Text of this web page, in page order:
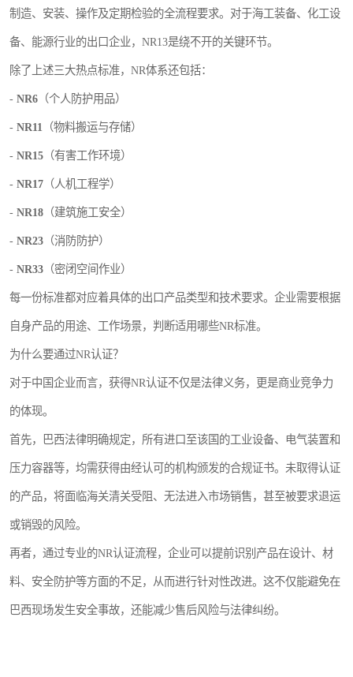
制造、安装、操作及定期检验的全流程要求。对于海工装备、化工设
备、能源行业的出口企业，NR13是绕不开的关键环节。
除了上述三大热点标准，NR体系还包括：
- NR6 （个人防护用品）
- NR11 （物料搬运与存储）
- NR15 （有害工作环境）
- NR17 （人机工程学）
- NR18 （建筑施工安全）
- NR23 （消防防护）
- NR33 （密闭空间作业）
每一份标准都对应着具体的出口产品类型和技术要求。企业需要根据
自身产品的用途、工作场景，判断适用哪些NR标准。
为什么要通过NR认证？
对于中国企业而言，获得NR认证不仅是法律义务，更是商业竞争力
的体现。
首先，巴西法律明确规定，所有进口至该国的工业设备、电气装置和
压力容器等，均需获得由经认可的机构颁发的合规证书。未取得认证
的产品，将面临海关清关受阻、无法进入市场销售，甚至被要求退运
或销毁的风险。
再者，通过专业的NR认证流程，企业可以提前识别产品在设计、材
料、安全防护等方面的不足，从而进行针对性改进。这不仅能避免在
巴西现场发生安全事故，还能减少售后风险与法律纠纷。